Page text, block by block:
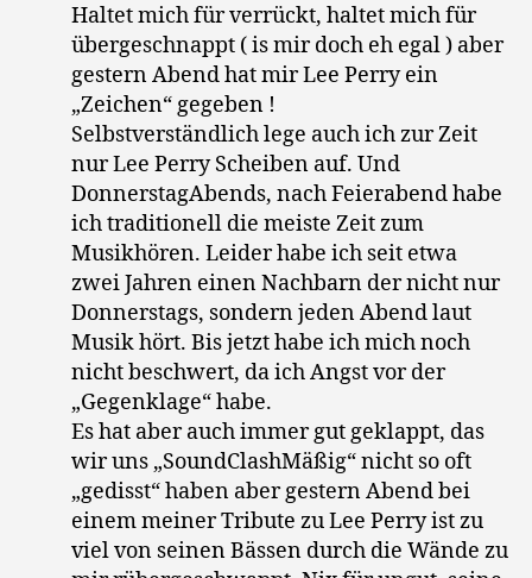
Haltet mich für verrückt, haltet mich für
übergeschnappt ( is mir doch eh egal ) aber
gestern Abend hat mir Lee Perry ein
„Zeichen“ gegeben !
Selbstverständlich lege auch ich zur Zeit
nur Lee Perry Scheiben auf. Und
DonnerstagAbends, nach Feierabend habe
ich traditionell die meiste Zeit zum
Musikhören. Leider habe ich seit etwa
zwei Jahren einen Nachbarn der nicht nur
Donnerstags, sondern jeden Abend laut
Musik hört. Bis jetzt habe ich mich noch
nicht beschwert, da ich Angst vor der
„Gegenklage“ habe.
Es hat aber auch immer gut geklappt, das
wir uns „SoundClashMäßig“ nicht so oft
„gedisst“ haben aber gestern Abend bei
einem meiner Tribute zu Lee Perry ist zu
viel von seinen Bässen durch die Wände zu